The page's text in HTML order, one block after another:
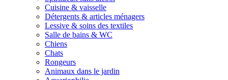
Cuisine & vaisselle
Détergents & articles ménagers
Lessive & soins des textiles
Salle de bains & WC
Chiens
Chats
Rongeurs
Animaux dans le jardin